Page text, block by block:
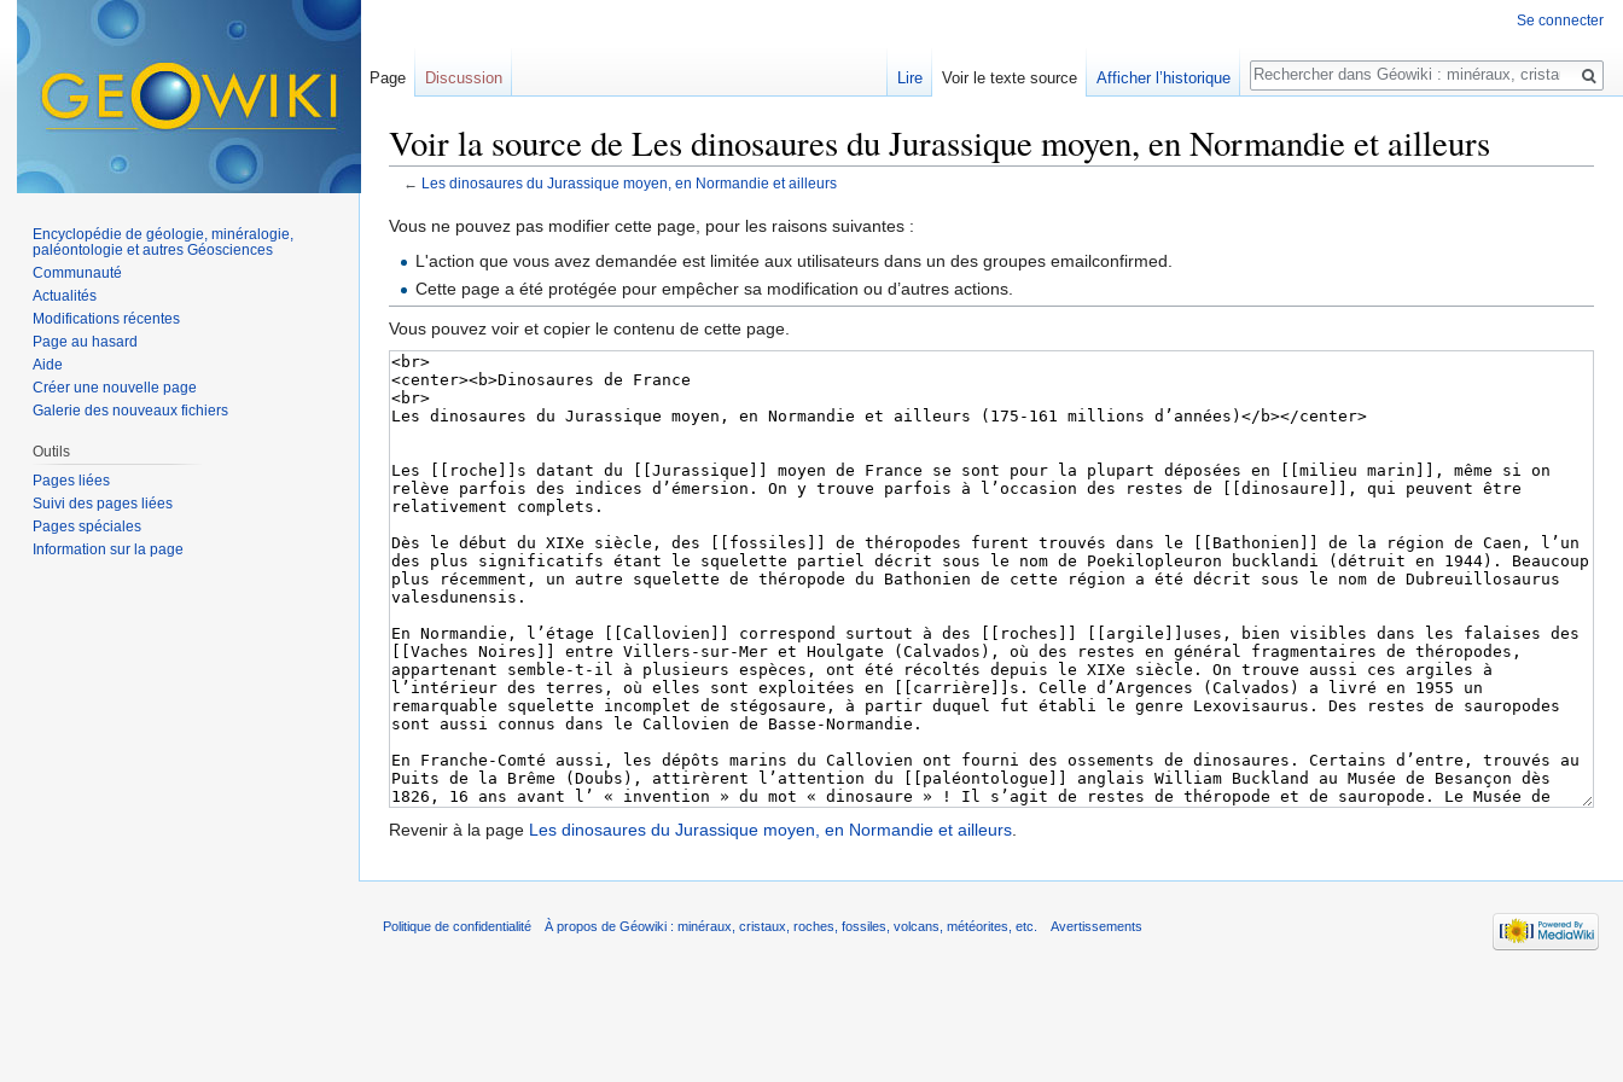
Voir la source de Les dinosaures du Jurassique moyen, en Normandie et ailleurs
← Les dinosaures du Jurassique moyen, en Normandie et ailleurs
Vous ne pouvez pas modifier cette page, pour les raisons suivantes :
L'action que vous avez demandée est limitée aux utilisateurs dans un des groupes emailconfirmed.
Cette page a été protégée pour empêcher sa modification ou d’autres actions.
Vous pouvez voir et copier le contenu de cette page.
Revenir à la page Les dinosaures du Jurassique moyen, en Normandie et ailleurs.
Se connecter
Page Discussion Lire Voir le texte source Afficher l’historique
Rechercher
Encyclopédie de géologie, minéralogie,
paléontologie et autres Géosciences
Communauté
Actualités
Modifications récentes
Page au hasard
Aide
Créer une nouvelle page
Galerie des nouveaux fichiers
Outils
Pages liées
Suivi des pages liées
Pages spéciales
Information sur la page
Politique de confidentialité À propos de Géowiki : minéraux, cristaux, roches, fossiles, volcans, météorites, etc. Avertissements